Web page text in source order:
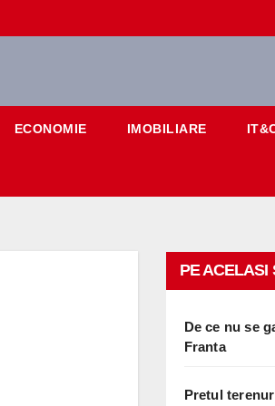
ECONOMIE IMOBILIARE
PE ACELASI
De ce nu se
Franta
Pretul